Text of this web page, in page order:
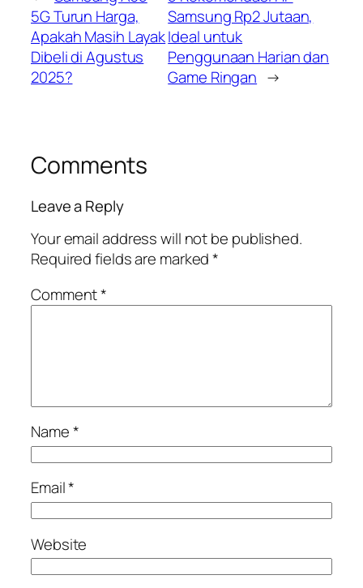
5G Turun Harga,
Apakah Masih Layak
Dibeli di Agustus
2025?
Samsung Rp2 Jutaan,
Ideal untuk
Penggunaan Harian dan
Game Ringan →
Comments
Leave a Reply
Your email address will not be published.
Required fields are marked*
Comment*
Name*
Email*
Website